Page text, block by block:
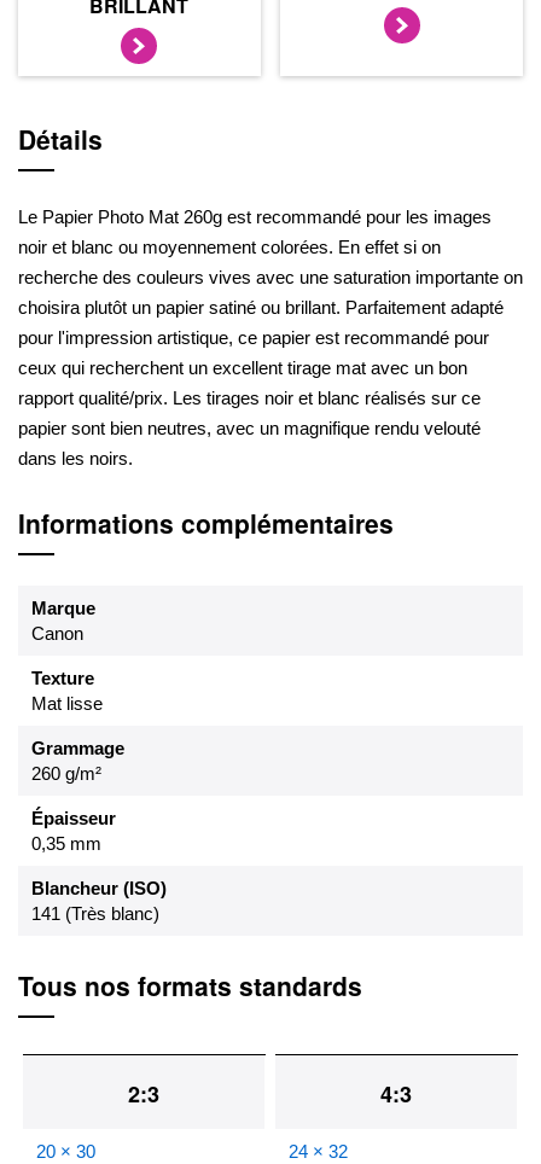
BRILLANT
Détails
Le Papier Photo Mat 260g est recommandé pour les images
noir et blanc ou moyennement colorées. En effet si on
recherche des couleurs vives avec une saturation importante on
choisira plutôt un papier satiné ou brillant. Parfaitement adapté
pour l'impression artistique, ce papier est recommandé pour
ceux qui recherchent un excellent tirage mat avec un bon
rapport qualité/prix. Les tirages noir et blanc réalisés sur ce
papier sont bien neutres, avec un magnifique rendu velouté
dans les noirs.
Informations complémentaires
Marque
Canon
Texture
Mat lisse
Grammage
260 g/m²
Épaisseur
0,35 mm
Blancheur (ISO)
141 (Très blanc)
Tous nos formats standards
2:3
20 × 30
4:3
24 × 32